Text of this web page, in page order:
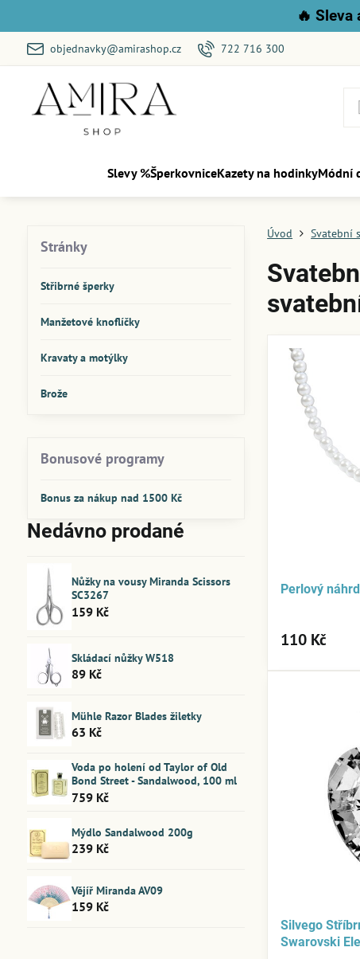
🔥 Sleva
objednavky@amirashop.cz 722 716 300
Slevy %ŠperkovniceKazety na hodinkyMódní
Úvod Svatební
Perlový
110 Kč
Silvego
Swarovski
Stránky
Střibrné šperky
Manžetové knoflíčky
Kravaty a motýlky
Brože
Bonusové programy
Bonus za nákup nad 1500 Kč
Nedávno prodané
Nůžky na vousy Miranda Scissors
SC3267
159 Kč
Skládací nůžky W518
89 Kč
Mühle Razor Blades žiletky
63 Kč
Voda po holení od Taylor of Old
Bond Street - Sandalwood, 100 ml
759 Kč
Mýdlo Sandalwood 200g
239 Kč
Vějíř Miranda AV09
159 Kč